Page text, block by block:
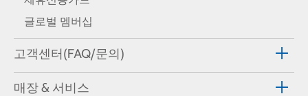
글로벌 멤버십
고객센터(FAQ/문의)
매장 & 서비스